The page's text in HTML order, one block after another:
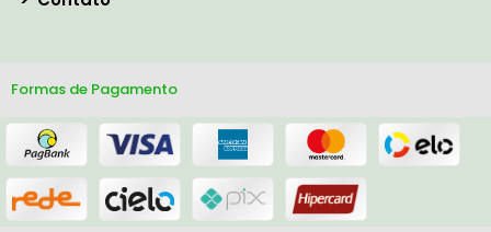
Formas de Pagamento